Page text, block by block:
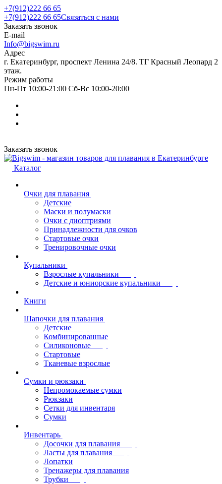
+7(912)222 66 65
+7(912)222 66 65Связаться с нами
Заказать звонок
E-mail
Info@bigswim.ru
Адрес
г. Екатеринбург, проспект Ленина 24/8. ТГ Красный Леопард 2
этаж.
Режим работы
Пн-Пт 10:00-21:00 Сб-Вс 10:00-20:00
Заказать звонок
Каталог
Очки для плавания
Детские
Маски и полумаски
Очки с диоптриями
Принадлежности для очков
Стартовые очки
Тренировочные очки
Купальники
Взрослые купальники
Детские и юниорские купальники
Книги
Шапочки для плавания
Детские
Комбинированные
Силиконовые
Стартовые
Тканевые взрослые
Сумки и рюкзаки
Непромокаемые сумки
Рюкзаки
Сетки для инвентаря
Сумки
Инвентарь
Досочки для плавания
Ласты для плавания
Лопатки
Тренажеры для плавания
Трубки